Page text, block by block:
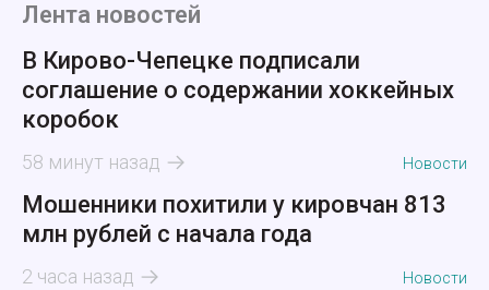
Лента новостей
В Кирово-Чепецке подписали
соглашение о содержании хоккейных
коробок
58 минут назад Новости
Мошенники похитили у кировчан 813
млн рублей с начала года
2 часа назад Новости